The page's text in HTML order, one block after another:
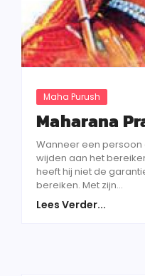
Maha Purush
Maharana
Wanneer een persoon
wijden aan het
heeft hij niet de
bereiken. Met zijn...
Lees Verder...